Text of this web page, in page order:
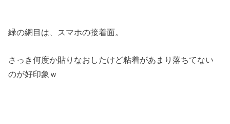
緑の網目は、スマホの接着面。
さっき何度か貼りなおしたけど粘着があまり落ちてない
のが好印象ｗ